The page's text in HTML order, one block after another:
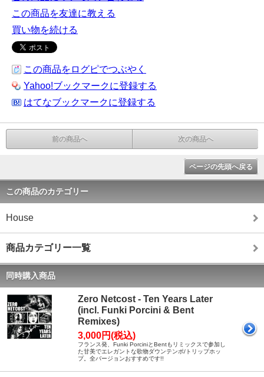
この商品を友達に教える
買い物を続ける
この商品をログピでつぶやく
Yahoo!ブックマークに登録する
はてなブックマークに登録する
前の商品へ 次の商品へ
ページの先頭へ戻る
この商品のカテゴリー
House
商品カテゴリー一覧
同時購入商品
Zero Netcost - Ten Years Later
(incl. Funki Porcini & Bent
Remixes)
3,000円(税込)
フランス発、Funki PorciniとBentもリミックスで参加し
た甘美でエレガントな歌物ダウンテンポ/トリップホッ
プ。全バージョンおすすめです!!